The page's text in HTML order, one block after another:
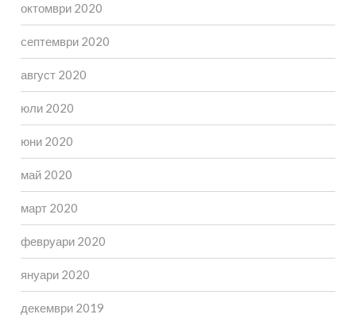
октомври 2020
септември 2020
август 2020
юли 2020
юни 2020
май 2020
март 2020
февруари 2020
януари 2020
декември 2019